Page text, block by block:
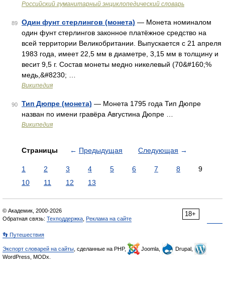
Российский гуманитарный энциклопедический словарь
89 Один фунт стерлингов (монета) — Монета номиналом
один фунт стерлингов законное платёжное средство на
всей территории Великобритании. Выпускается с 21 апреля
1983 года, имеет 22,5 мм в диаметре, 3,15 мм в толщину и
весит 9,5 г. Состав монеты медно никелевый (70&#160;%
медь,&#8230; …
Википедия
90 Тип Дюпре (монета) — Монета 1795 года Тип Дюпре
назван по имени гравёра Августина Дюпре …
Википедия
Страницы ← Предыдущая Следующая →
1 2 3 4 5 6 7 8
9
10
11 12 13
18+
© Академик, 2000-2026
Обратная связь: Техподдержка Реклама на сайте
👣 Путешествия
Экспорт словарей на сайты , сделанные на PHP, Joomla,
Drupal,
WordPress, MODx.